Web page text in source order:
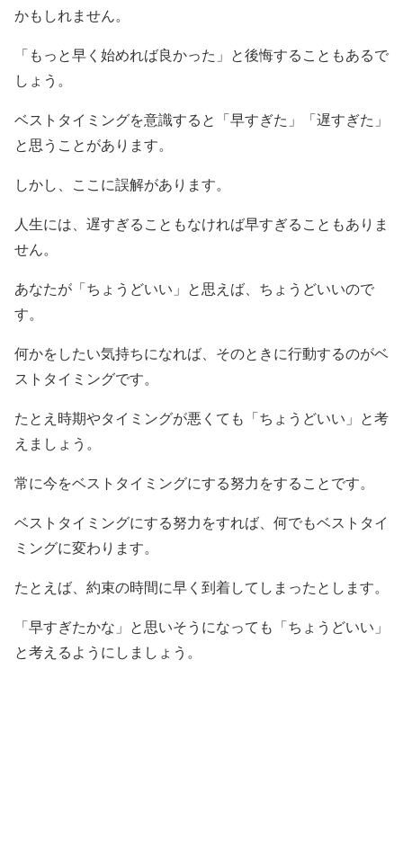
かもしれません。
「もっと早く始めれば良かった」と後悔することもあるで
しょう。
ベストタイミングを意識すると「早すぎた」「遅すぎた」
と思うことがあります。
しかし、ここに誤解があります。
人生には、遅すぎることもなければ早すぎることもありま
せん。
あなたが「ちょうどいい」と思えば、ちょうどいいので
す。
何かをしたい気持ちになれば、そのときに行動するのがベ
ストタイミングです。
たとえ時期やタイミングが悪くても「ちょうどいい」と考
えましょう。
常に今をベストタイミングにする努力をすることです。
ベストタイミングにする努力をすれば、何でもベストタイ
ミングに変わります。
たとえば、約束の時間に早く到着してしまったとします。
「早すぎたかな」と思いそうになっても「ちょうどいい」
と考えるようにしましょう。